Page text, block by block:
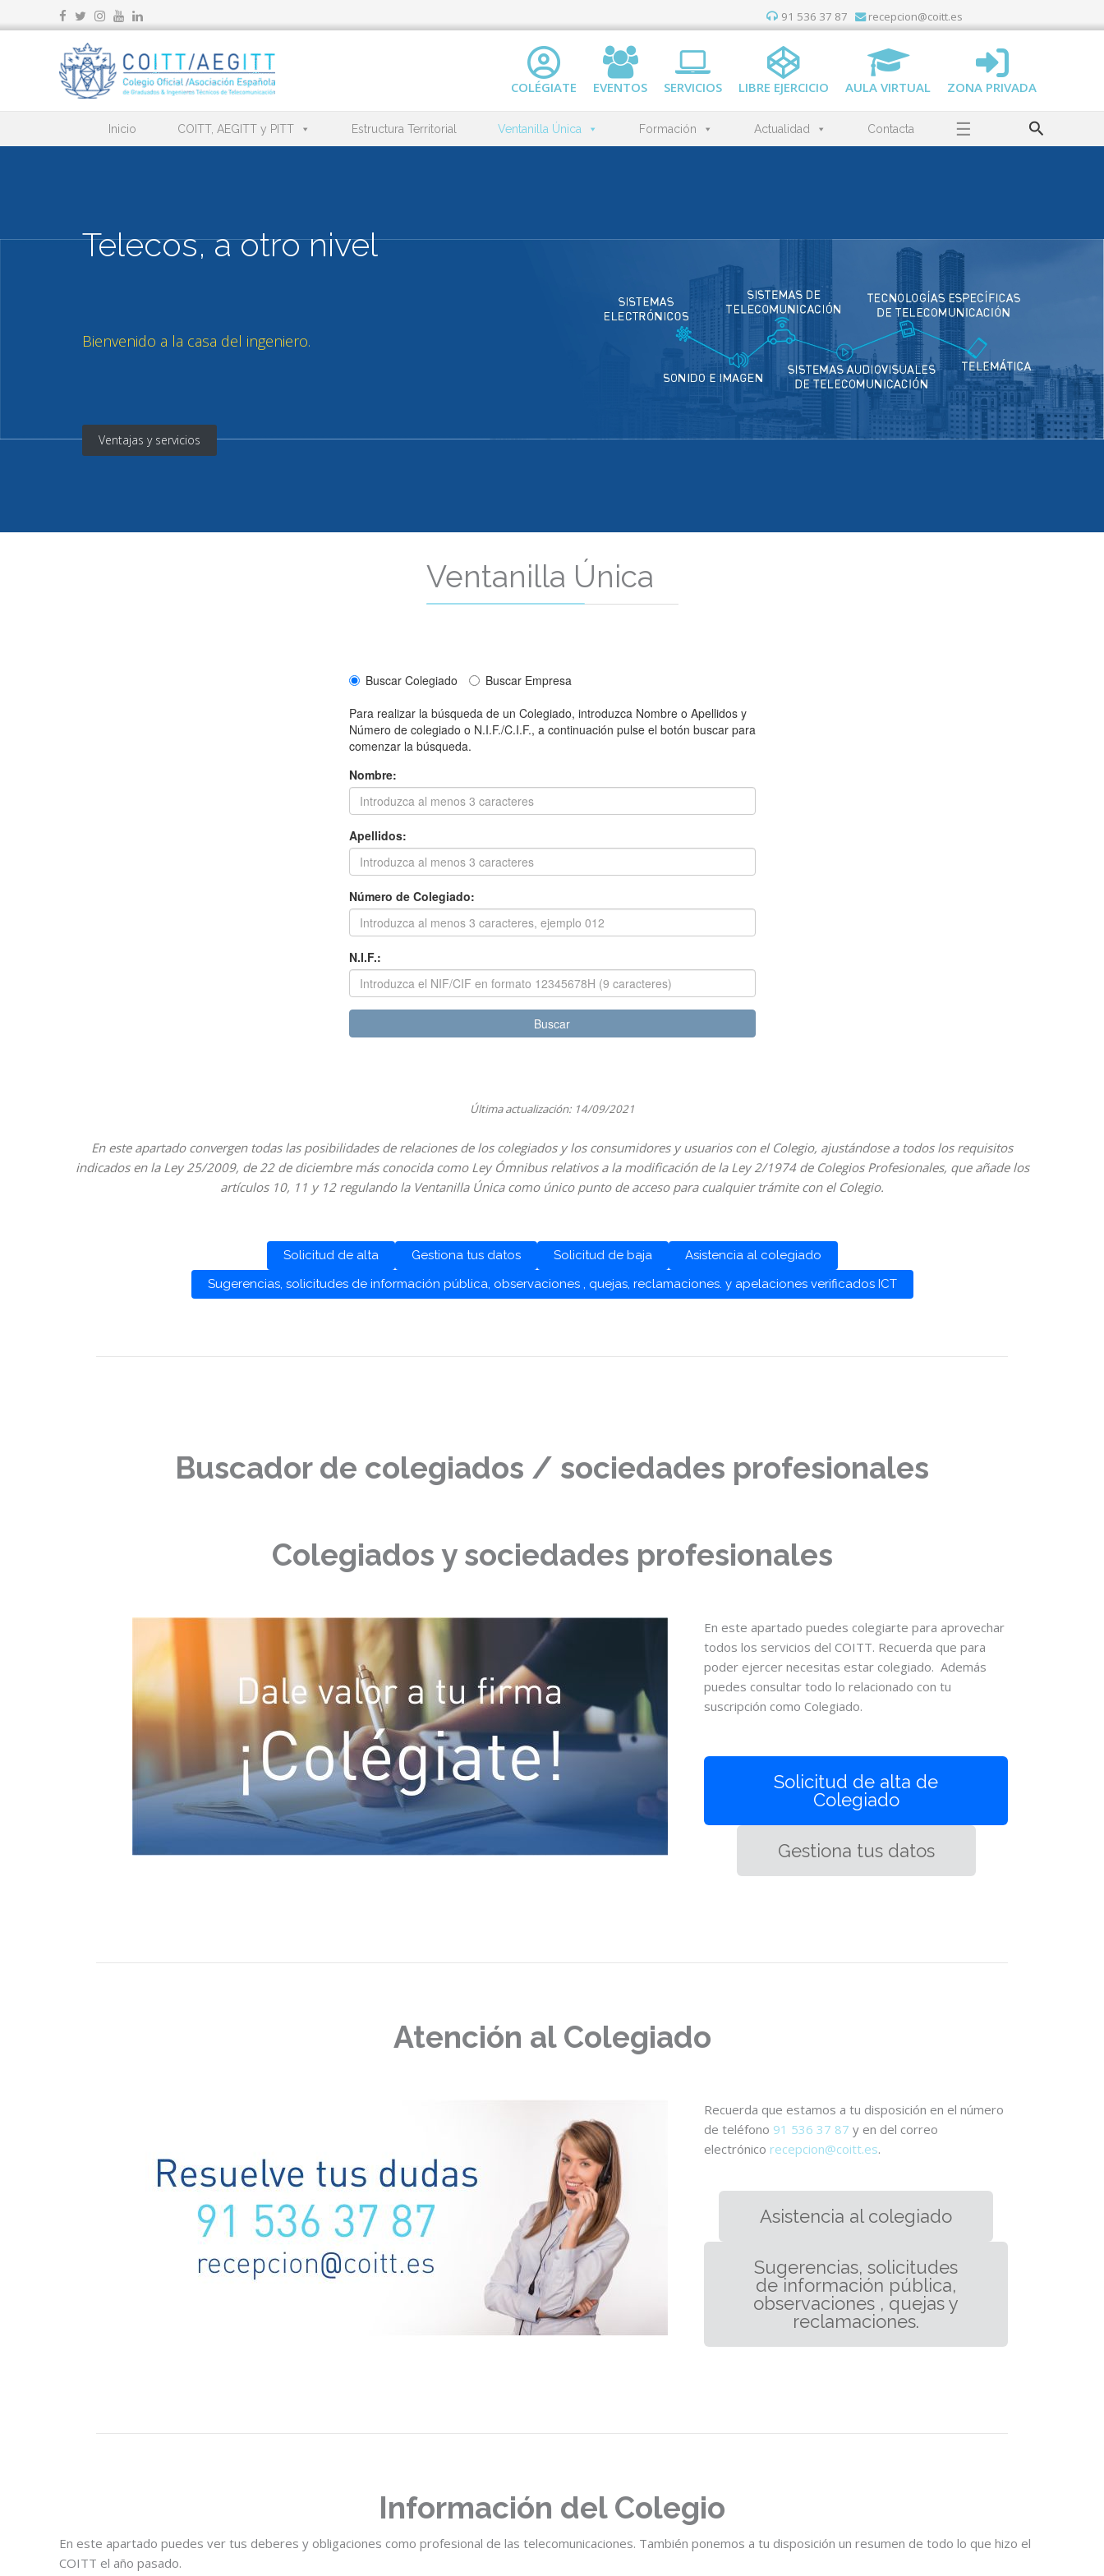
al
91 536 37 87 recepcion@coitt.es
COLÉGIATE EVENTOS SERVICIOS LIBRE EJERCICIO AULA VIRTUAL ZONA PRIVADA
Inicio COITT, AEGITT y PITT Estructura Territorial Ventanilla Única Formación Actualidad Contacta ☰ Buscar
Telecos, a otro nivel
Bienvenido a la casa del ingeniero.
Ventajas y servicios
Ventanilla Única
Última actualización: 14/09/2021
En este apartado convergen todas las posibilidades de relaciones de los colegiados y los consumidores y usuarios con el Colegio, ajustándose a todos los requisitos
indicados en la Ley 25/2009, de 22 de diciembre más conocida como Ley Ómnibusrelativos a la modificación de la Ley 2/1974 de Colegios Profesionales, que añade los
artículos 10, 11 y 12 regulando la Ventanilla Única como único punto de acceso para cualquier trámite con el Colegio.
Solicitud de alta Gestiona tus datos Solicitud de baja
Asistencia al colegiado
Sugerencias, solicitudes de información pública, observaciones , quejas, reclamaciones. y apelaciones verificados ICT
Buscador de colegiados / sociedades profesionales
Colegiados y sociedades profesionales
En este apartado puedes colegiarte para aprovechar
todos los servicios del COITT. Recuerda que para
poder ejercer necesitas estar colegiado. Además
puedes consultar todo lo relacionado con tu
suscripción como Colegiado.
Solicitud de alta de
Colegiado
Gestiona tus datos
Atención al Colegiado
Recuerda que estamos a tu disposición en el número
de teléfono 91 536 37 87 y en del correo
electrónico recepcion@coitt.es.
Asistencia al colegiado
Sugerencias, solicitudes
de información pública,
observaciones , quejas y
reclamaciones.
Información del Colegio
En este apartado puedes ver tus deberes y obligaciones como profesional de las telecomunicaciones. También ponemos a tu disposición un resumen de todo lo que hizo el
COITT el año pasado.